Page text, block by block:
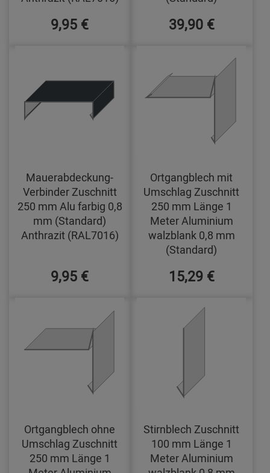
9,95 € 39,90 €
Mauerabdeckung-
Verbinder Zuschnitt
250 mm Alu farbig 0,8
mm (Standard)
Anthrazit (RAL7016)
9,95 €
Ortgangblech mit
Umschlag Zuschnitt
250 mm Länge 1
Meter Aluminium
walzblank 0,8 mm
(Standard)
15,29 €
Ortgangblech ohne
Umschlag Zuschnitt
250 mm Länge 1
Stirnblech Zuschnitt
100 mm Länge 1
Meter Aluminium